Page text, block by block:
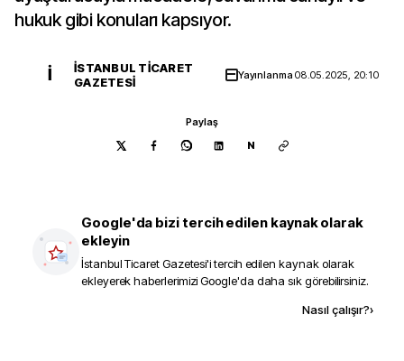
hukuk gibi konuları kapsıyor.
İ
İSTANBUL TICARET
GAZETESI
Yayınlanma08.05.2025, 20:10
Paylaş
N
Google'da bizi tercih edilen kaynak olarak
ekleyin
İstanbul Ticaret Gazetesi'i tercih edilen kaynak olarak
ekleyerek haberlerimizi Google'da daha sık görebilirsiniz.
Nasıl çalışır?›